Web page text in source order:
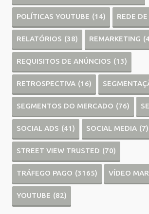
POLÍTICAS YOUTUBE (14) REDE
RELATÓRIOS (38) REMARKETING
REQUISITOS DE ANÚNCIOS (13)
RETROSPECTIVA (16)
SEGMENTOS DO MERCADO (76)
SOCIAL ADS (41) SOCIAL MEDIA (7)
STREET VIEW TRUSTED (70)
TRÁFEGO PAGO (3165) VÍDEO
YOUTUBE (82)